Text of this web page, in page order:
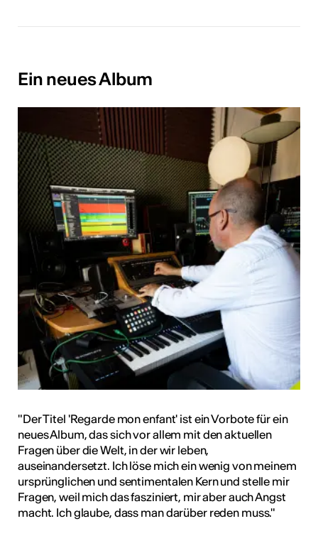
Ein neues Album
"Der Titel 'Regarde mon enfant' ist ein Vorbote für ein
neues Album, das sich vor allem mit den aktuellen
Fragen über die Welt, in der wir leben,
auseinandersetzt. Ich löse mich ein wenig von meinem
ursprünglichen und sentimentalen Kern und stelle mir
Fragen, weil mich das fasziniert, mir aber auch Angst
macht. Ich glaube, dass man darüber reden muss."